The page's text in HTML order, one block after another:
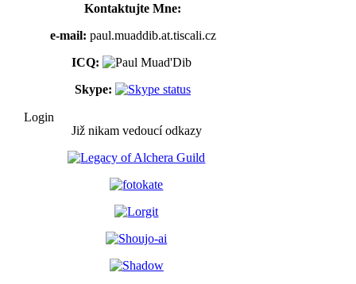
Kontaktujte Mne:
e-mail: paul.muaddib.at.tiscali.cz
ICQ:
Skype:
Login
Již nikam vedoucí odkazy